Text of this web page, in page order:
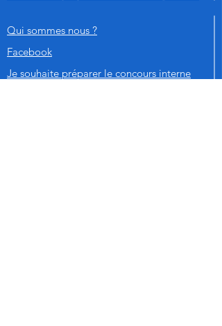
Qui sommes nous ?
Facebook
Je souhaite préparer le concours interne